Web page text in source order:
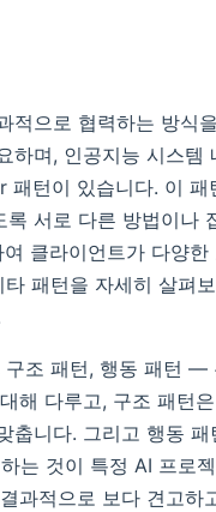
적으로 협력하는 방식
며, 인공지능 시스템
턴이 있습니다. 이
서로 다른 방법이나
클라이언트가 다양한
패턴을 자세히 살펴
조 패턴, 행동 패턴 —
해 다루고, 구조 패턴
춥니다. 그리고 행동
는 것이 특정 AI 프로
과적으로 보다 견고하